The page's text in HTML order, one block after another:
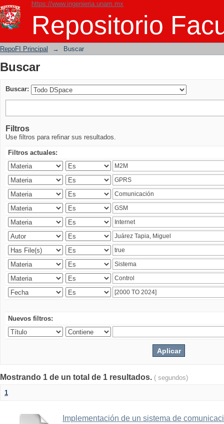
https://www.ingenieria.unam.mx
Repositorio
Buscar
RepoFI Principal → Buscar
Buscar
Buscar:
Filtros
Use filtros para refinar sus resultados.
Filtros actuales:
Nuevos filtros:
Mostrando 1 de un total de 1 resultados. ( segundos)
1
Implementación de un sistema de